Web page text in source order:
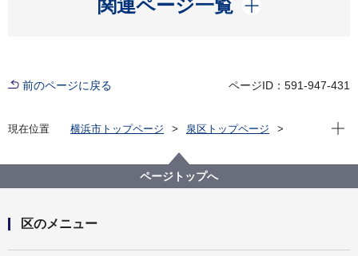
関連ページ一覧
前のページに戻る ページID：591-947-431
現在位置 横浜市トップページ
泉区トップページ
ハマサポ・愛護会
現在
ページトップへ
区のメニュー